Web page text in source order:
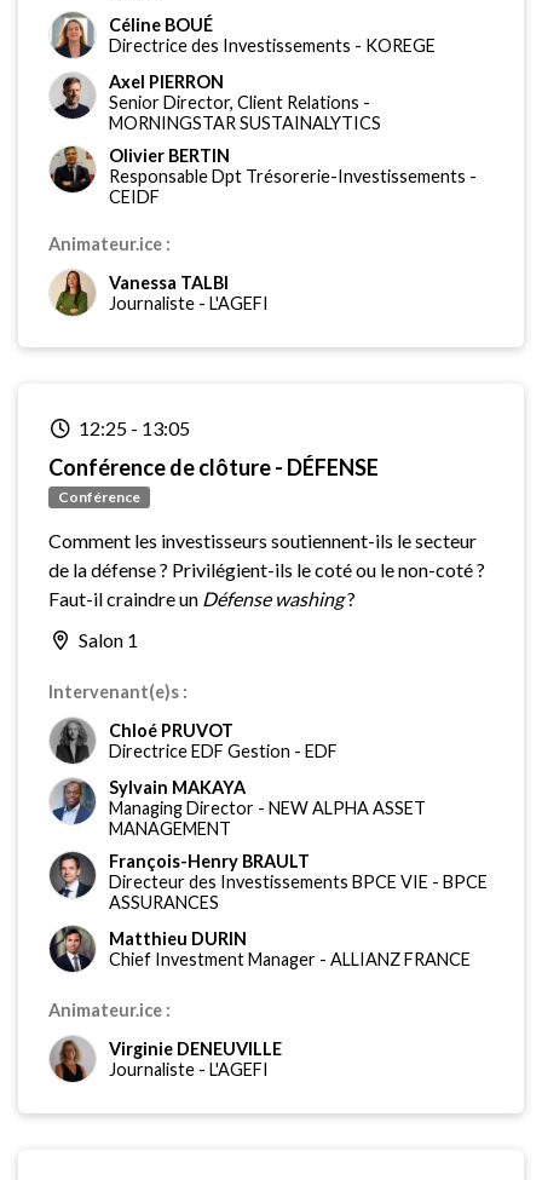
Céline BOUÉ
Directrice des Investissements - KOREGE
Axel PIERRON
Senior Director, Client Relations -
MORNINGSTAR SUSTAINALYTICS
Olivier BERTIN
Responsable Dpt Trésorerie-Investissements -
CEIDF
Animateur.ice :
Vanessa TALBI
Journaliste - L'AGEFI
12:25 - 13:05
Conférence de clôture - DÉFENSE
Conférence
Comment les investisseurs soutiennent-ils le secteur
de la défense ? Privilégient-ils le coté ou le non-coté ?
Faut-il craindre un Défense washing?
Salon 1
Intervenant(e)s :
Chloé PRUVOT
Directrice EDF Gestion - EDF
Sylvain MAKAYA
Managing Director - NEW ALPHA ASSET
MANAGEMENT
François-Henry BRAULT
Directeur des Investissements BPCE VIE - BPCE
ASSURANCES
Matthieu DURIN
Chief Investment Manager - ALLIANZ FRANCE
Animateur.ice :
Virginie DENEUVILLE
Journaliste - L'AGEFI